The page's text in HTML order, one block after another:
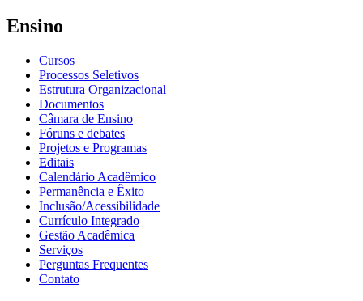
Ensino
Cursos
Processos Seletivos
Estrutura Organizacional
Documentos
Câmara de Ensino
Fóruns e debates
Projetos e Programas
Editais
Calendário Acadêmico
Permanência e Êxito
Inclusão/Acessibilidade
Currículo Integrado
Gestão Acadêmica
Serviços
Perguntas Frequentes
Contato